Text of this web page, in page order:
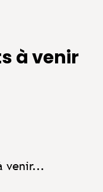
à venir
venir...